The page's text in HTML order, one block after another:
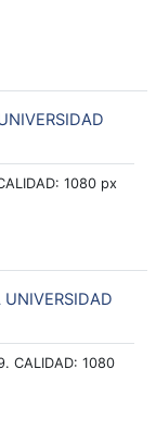
1080 px
CALIDAD: 1080